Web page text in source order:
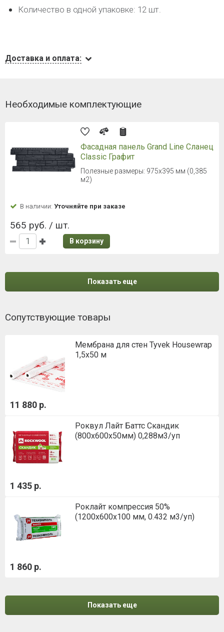
Количество в одной упаковке: 12 шт.
Доставка и оплата:
Необходимые комплектующие
Фасадная панель Grand Line Сланец
Classic Графит
Полезные размеры: 975х395 мм (0,385
м2)
В наличии: Уточняйте при заказе
565 руб. / шт.
В корзину
Показать еще
Сопутствующие товары
Мембрана для стен Tyvek Housewrap
1,5х50 м
11 880 р.
Роквул Лайт Баттс Скандик
(800х600х50мм) 0,288м3/уп
1 435 р.
Роклайт компрессия 50%
(1200х600х100 мм, 0.432 м3/уп)
1 860 р.
Показать еще